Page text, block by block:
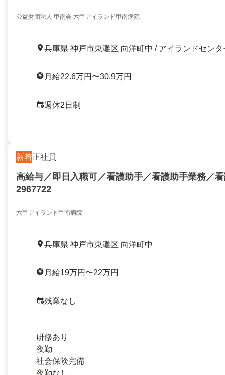
公益財団法人 甲南会 六甲アイランド甲南病院
兵庫県 神戸市東灘区 向洋町中 / アイランドセン
月給22.6万円〜30.9万円
週休2日制
新着正社員
高給与／即日入職可／看護助手／看護助手業務／
2967722
六甲アイランド甲南病院
兵庫県 神戸市東灘区 向洋町中
月給19万円〜22万円
残業なし
研修あり
夜勤
社会保険完備
夜勤なし